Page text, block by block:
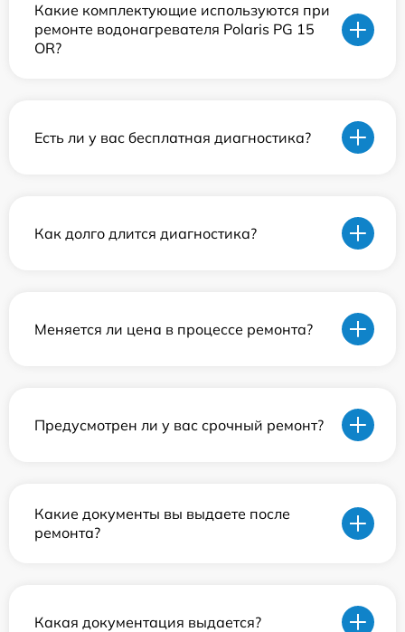
Какие комплектующие используются при
ремонте водонагревателя Polaris PG 15
OR?
Есть ли у вас бесплатная диагностика?
Как долго длится диагностика?
Меняется ли цена в процессе ремонта?
Предусмотрен ли у вас срочный ремонт?
Какие документы вы выдаете после
ремонта?
Какая документация выдается?